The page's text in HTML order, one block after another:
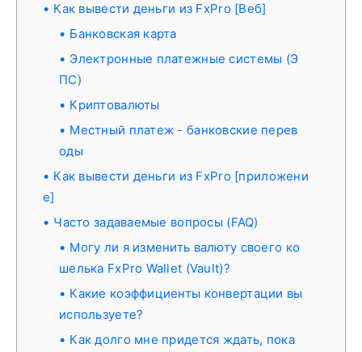
Как вывести деньги из FxPro [Веб]
Банковская карта
Электронные платежные системы (Э
ПС)
Криптовалюты
Местный платеж - банковские перев
оды
Как вывести деньги из FxPro [приложени
е]
Часто задаваемые вопросы (FAQ)
Могу ли я изменить валюту своего ко
шелька FxPro Wallet (Vault)?
Какие коэффициенты конвертации вы
используете?
Как долго мне придется ждать, пока